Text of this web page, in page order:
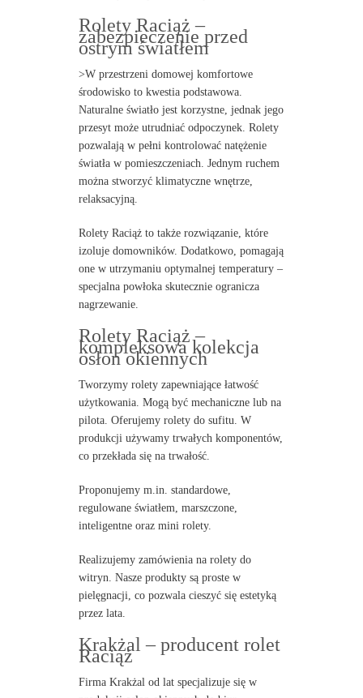
Rolety Raciąż –
zabezpieczenie przed
ostrym światłem
>W przestrzeni domowej komfortowe
środowisko to kwestia podstawowa.
Naturalne światło jest korzystne, jednak jego
przesyt może utrudniać odpoczynek. Rolety
pozwalają w pełni kontrolować natężenie
światła w pomieszczeniach. Jednym ruchem
można stworzyć klimatyczne wnętrze,
relaksacyjną.
Rolety Raciąż to także rozwiązanie, które
izoluje domowników. Dodatkowo, pomagają
one w utrzymaniu optymalnej temperatury –
specjalna powłoka skutecznie ogranicza
nagrzewanie.
Rolety Raciąż –
kompleksowa kolekcja
osłon okiennych
Tworzymy rolety zapewniające łatwość
użytkowania. Mogą być mechaniczne lub na
pilota. Oferujemy rolety do sufitu. W
produkcji używamy trwałych komponentów,
co przekłada się na trwałość.
Proponujemy m.in. standardowe,
regulowane światłem, marszczone,
inteligentne oraz mini rolety.
Realizujemy zamówienia na rolety do
witryn. Nasze produkty są proste w
pielęgnacji, co pozwala cieszyć się estetyką
przez lata.
Krakżal – producent rolet
Raciąż
Firma Krakżal od lat specjalizuje się w